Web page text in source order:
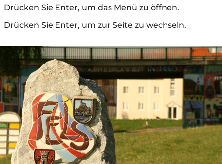
Drücken Sie Enter, um das Menü zu öffnen.
Drücken Sie Enter, um zur Seite zu wechseln.